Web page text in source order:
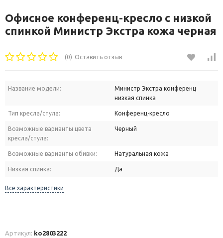
Офисное конференц-кресло с низкой
спинкой Министр Экстра кожа черная
(0) Оставить отзыв
Название модели:
Министр Экстра конференц
низкая спинка
Тип кресла/стула: Конференц-кресло
Возможные варианты цвета
кресла/стула:
Черный
Возможные варианты обивки: Натуральная кожа
Низкая спинка: Да
Все характеристики
Артикул: ko2803222